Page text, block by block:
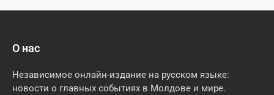
О нас
Независимое онлайн-издание на русском языке:
новости о главных событиях в Молдове и мире.